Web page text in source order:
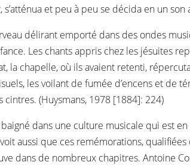
s’atténua et peu à peu se décida en un
délirant emporté dans des ondes
Les chants appris chez les jésuites
la chapelle, où ils avaient retenti,
les voilant de fumée d’encens et de
cintres. (Huysmans, 1978 [1884]: 224)
dans une culture musicale qui est
voit aussi que ces remémorations,
dans de nombreux chapitres. Antoine